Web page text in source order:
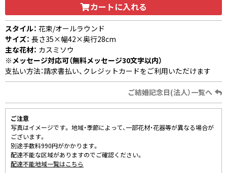
カートに入れる
スタイル： 花束/オールラウンド
サイズ： 長さ35×幅42×奥行28cm
主な花材： カスミソウ
※メッセージ対応可（無料メッセージ30文字以内）
支払い方法：請求書払い、クレジットカードをご利用いただけます
ご結婚記念日(法人）一覧へ
ご注意
写真はイメージです。 地域・季節によって、一部花材・花器等が異なる場合が
ございます。
別途手数料990円がかかります。
配達不能な区域がありますのでご確認ください。
配達不能地域一覧はこちら